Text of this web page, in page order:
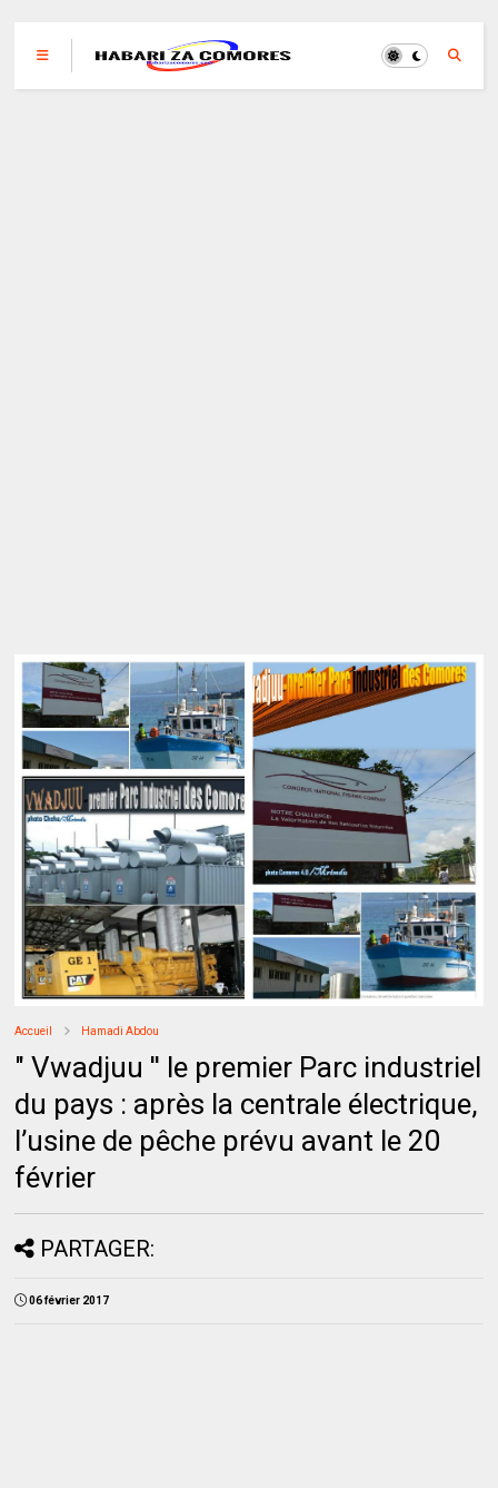
Accueil Hamadi Abdou
" Vwadjuu '' le premier Parc industriel
du pays : après la centrale électrique,
l’usine de pêche prévu avant le 20
février
PARTAGER:
06 février 2017